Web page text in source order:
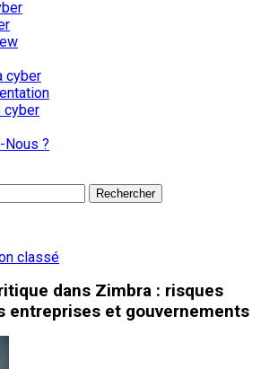
cyber
cyber
Nous ?
Rechercher
classé
dans Zimbra : risques
entreprises et gouvernements